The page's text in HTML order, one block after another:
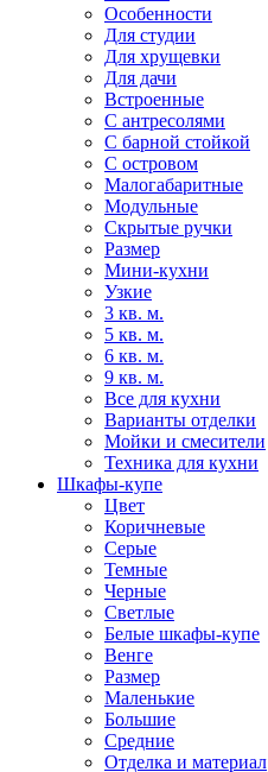
Особенности
Для студии
Для хрущевки
Для дачи
Встроенные
С антресолями
С барной стойкой
С островом
Малогабаритные
Модульные
Скрытые ручки
Размер
Мини-кухни
Узкие
3 кв. м.
5 кв. м.
6 кв. м.
9 кв. м.
Все для кухни
Варианты отделки
Мойки и смесители
Техника для кухни
Шкафы-купе
Цвет
Коричневые
Серые
Темные
Черные
Светлые
Белые шкафы-купе
Венге
Размер
Маленькие
Большие
Средние
Отделка и материал